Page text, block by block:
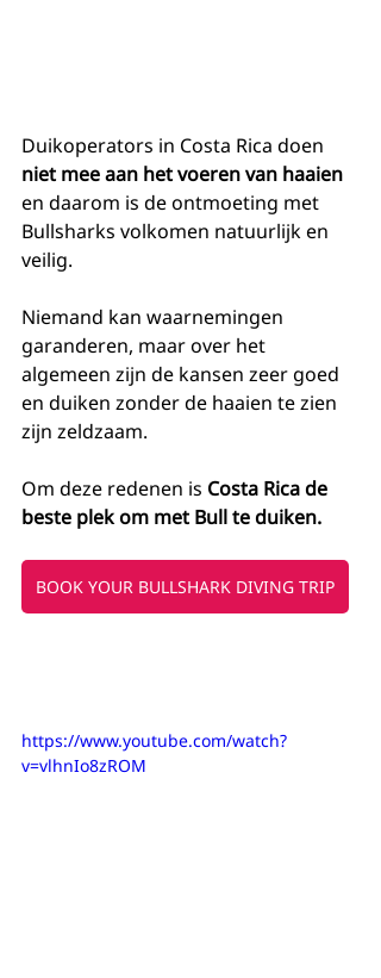
Duikoperators in Costa Rica doen
niet mee aan het voeren van haaien
en daarom is de ontmoeting met
Bullsharks volkomen natuurlijk en
veilig.
Niemand kan waarnemingen
garanderen, maar over het
algemeen zijn de kansen zeer goed
en duiken zonder de haaien te zien
zijn zeldzaam.
Om deze redenen is Costa Rica de
beste plek om met Bull te duiken.
BOOK YOUR BULLSHARK DIVING TRIP
https://www.youtube.com/watch?
v=vlhnIo8zROM